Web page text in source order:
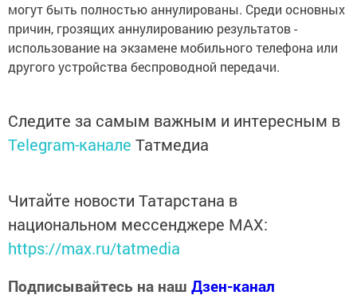
могут быть полностью аннулированы. Среди основных
причин, грозящих аннулированию результатов -
использование на экзамене мобильного телефона или
другого устройства беспроводной передачи.
Следите за самым важным и интересным в
Telegram-канале Татмедиа
Читайте новости Татарстана в
национальном мессенджере MАХ:
https://max.ru/tatmedia
Подписывайтесь на наш Дзен-канал